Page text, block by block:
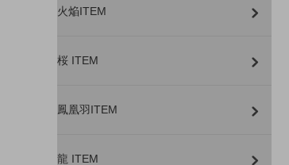
火焔ITEM
桜 ITEM
鳳凰羽ITEM
龍 ITEM